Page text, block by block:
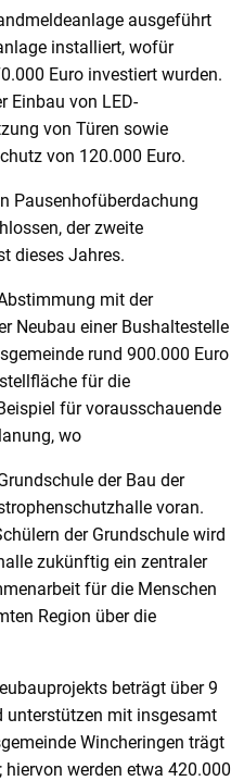
ausgeführt
installiert, wofür
Euro investiert wurden.
Einbau von LED-
von Türen sowie
von 120.000 Euro.
Pausenhofüberdachung
der zweite
dieses Jahres.
mit der
Neubau einer Bushaltestelle
rund 900.000 Euro
für die
für vorausschauende
wo
der Bau der
voran.
der Grundschule wird
zukünftig ein zentraler
für die Menschen
Region über die
beträgt über 9
unterstützen mit insgesamt
Wincheringen trägt
werden etwa 420.000